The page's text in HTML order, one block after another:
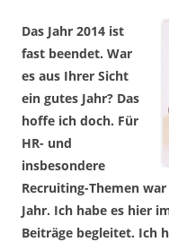
Das Jahr 2014 ist
fast beendet. War
es aus Ihrer Sicht
ein gutes Jahr? Das
hoffe ich doch. Für
HR- und
insbesondere
Recruiting-Themen
Jahr. Ich habe es hier
Beiträge begleitet. Ich